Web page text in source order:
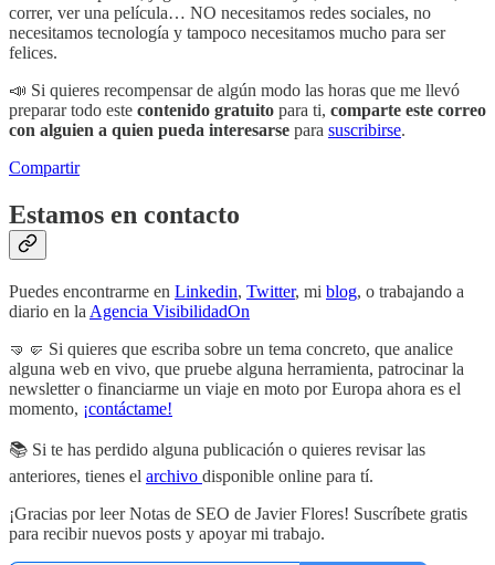
correr, ver una película… NO necesitamos redes sociales, no
necesitamos tecnología y tampoco necesitamos mucho para ser
felices.
📣 Si quieres recompensar de algún modo las horas que me llevó
preparar todo este contenido gratuito para ti, comparte este correo
con alguien a quien pueda interesarse para suscribirse.
Compartir
Estamos en contacto
Puedes encontrarme en Linkedin, Twitter, mi blog, o trabajando a
diario en la Agencia VisibilidadOn
🤜🤛 Si quieres que escriba sobre un tema concreto, que analice
alguna web en vivo, que pruebe alguna herramienta, patrocinar la
newsletter o financiarme un viaje en moto por Europa ahora es el
momento, ¡contáctame!
📚 Si te has perdido alguna publicación o quieres revisar las
anteriores, tienes el archivo disponible online para tí.
¡Gracias por leer Notas de SEO de Javier Flores! Suscríbete gratis
para recibir nuevos posts y apoyar mi trabajo.